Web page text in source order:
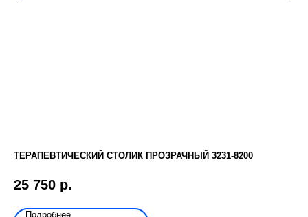
ТЕРАПЕВТИЧЕСКИЙ СТОЛИК ПРОЗРАЧНЫЙ 3231-8200
25 750 р.
Подробнее